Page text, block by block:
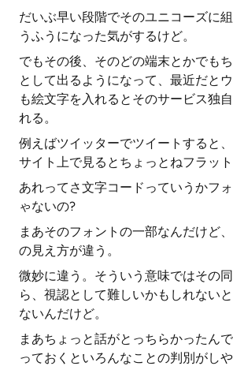
だいぶ早い段階でそのユニコーズに
うふうになった気がするけど。
でもその後、そのどの端末とかでも
として出るようになって、最近だと
も絵文字を入れるとそのサービス独
れる。
例えばツイッターでツイートすると
サイト上で見るとちょっとねフラット
あれってさ文字コードっていうかフ
ゃないの?
まあそのフォントの一部なんだけど
の見え方が違う。
微妙に違う。そういう意味ではその
ら、視認として難しいかもしれない
ないんだけど。
まあちょっと話がとっちらかったん
っておくといろんなことの判別がし